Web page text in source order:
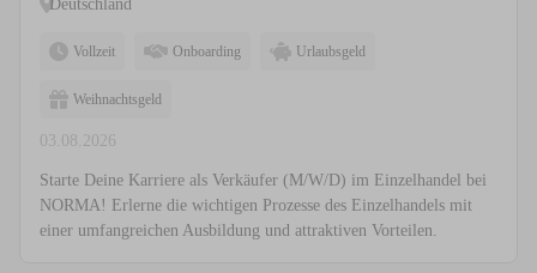
Deutschland
Vollzeit Onboarding Urlaubsgeld
Weihnachtsgeld
03.08.2026
Starte Deine Karriere als Verkäufer (M/W/D) im Einzelhandel bei
NORMA! Erlerne die wichtigen Prozesse des Einzelhandels mit
einer umfangreichen Ausbildung und attraktiven Vorteilen.